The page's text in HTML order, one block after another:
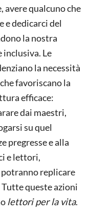
avere qualcuno che
e dedicarci del
la nostra
inclusiva. Le
la necessità
favoriscano la
efficace:
dai maestri,
su quel
pregresse e alla
e lettori,
replicare
queste azioni
lettori per la vita.